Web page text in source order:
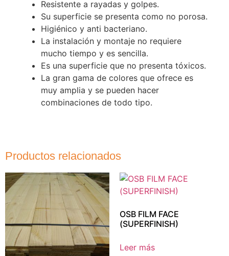
Resistente a rayadas y golpes.
Su superficie se presenta como no porosa.
Higiénico y anti bacteriano.
La instalación y montaje no requiere
mucho tiempo y es sencilla.
Es una superficie que no presenta tóxicos.
La gran gama de colores que ofrece es
muy amplia y se pueden hacer
combinaciones de todo tipo.
Productos relacionados
OSB FILM FACE
(SUPERFINISH)
Leer más